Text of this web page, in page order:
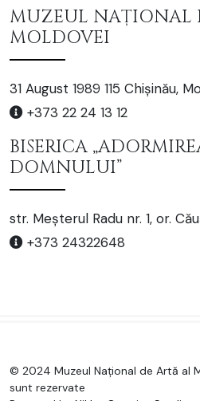
MUZEUL NAȚIONAL
MOLDOVEI
31 August 1989 115 Chișinău,
+373 22 24 13 12
BISERICA
DOMNULUI”
str. Meșterul Radu nr. 1, or.
+373 24322648
© 2024 Muzeul Național de Artă al
sunt rezervate